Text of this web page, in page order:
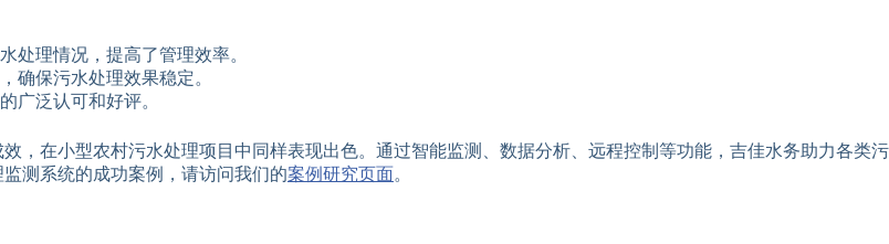
处理情况，提高了管理效率。
确保污水处理效果稳定。
广泛认可和好评。
，在小型农村污水处理项目中同样表现出色。通过智能监测、数据分析、远程控制等功能，吉佳水务助力各类污
测系统的成功案例，请访问我们的案例研究页面。